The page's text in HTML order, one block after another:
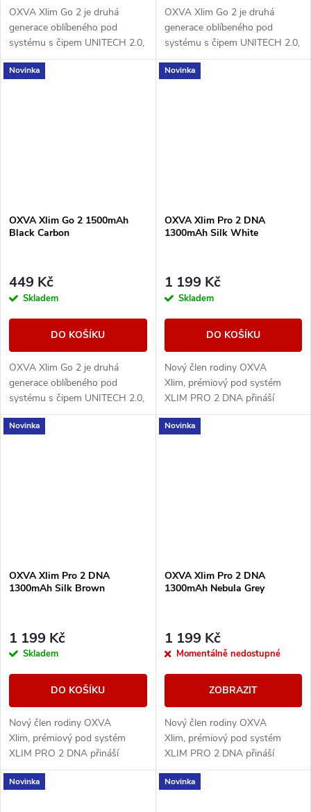
OXVA Xlim Go 2 je druhá
generace oblíbeného pod
systému s čipem UNITECH 2.0,
baterií 1500 mAh a výkonem 5–
30 W. Nabízí plnou
OXVA Xlim Go 2 je druhá
generace oblíbeného pod
systému s čipem UNITECH 2.0,
baterií 1500 mAh a výkonem 5–
30 W. Nabízí plnou
Novinka
OXVA Xlim Go 2 1500mAh
Black Carbon
449 Kč
Skladem
DO KOŠÍKU
OXVA Xlim Go 2 je druhá
generace oblíbeného pod
systému s čipem UNITECH 2.0,
baterií 1500 mAh a výkonem 5–
30 W. Nabízí plnou
Novinka
OXVA Xlim Pro 2 DNA
1300mAh Silk White
1 199 Kč
Skladem
DO KOŠÍKU
Nový člen rodiny OXVA
Xlim, prémiový pod systém
XLIM PRO 2 DNA přináší
špičkový výkon díky
pokročilému čipu EVOLV DNA,
Novinka
OXVA Xlim Pro 2 DNA
1300mAh Silk Brown
1 199 Kč
Skladem
DO KOŠÍKU
Nový člen rodiny OXVA
Xlim, prémiový pod systém
XLIM PRO 2 DNA přináší
špičkový výkon díky
pokročilému čipu EVOLV DNA,
Novinka
OXVA Xlim Pro 2 DNA
1300mAh Nebula Grey
1 199 Kč
Momentálně nedostupné
ZOBRAZIT
Nový člen rodiny OXVA
Xlim, prémiový pod systém
XLIM PRO 2 DNA přináší
špičkový výkon díky
pokročilému čipu EVOLV DNA,
Novinka Novinka